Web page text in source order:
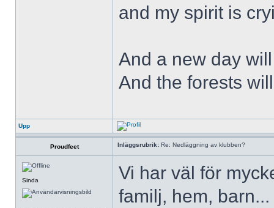
and my spirit is
And a new day
And the forests
Upp
Proudfeet Inläggsrubrik: Re: Nedläggning av klubben?
Sinda
Vi har väl för
familj, hem,